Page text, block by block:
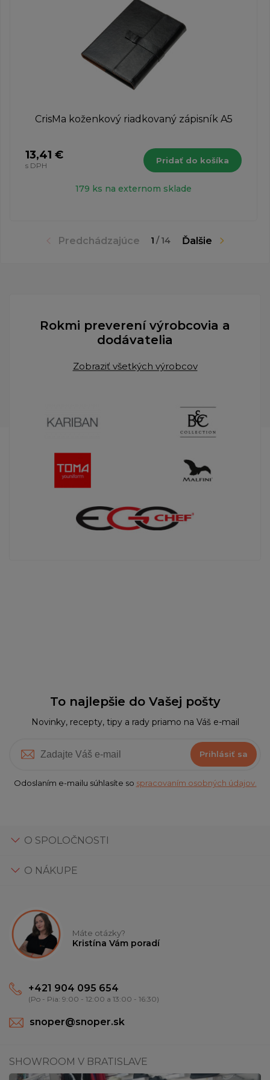
Predchádzajúce 1 / 14 Ďalšie
CrisMa koženkový riadkovaný zápisník A5
13,41 €
s DPH
Pridať do košíka
179 ks na externom sklade
Rokmi preverení výrobcovia a
dodávatelia
Zobraziť všetkých výrobcov
To najlepšie do Vašej pošty
Novinky, recepty, tipy a rady priamo na Váš e-mail
Prihlásiť sa
Odoslaním e-mailu súhlasíte so spracovaním osobných údajov.
O SPOLOČNOSTI
O NÁKUPE
Máte otázky?
Kristína Vám poradí
+421 904 095 654
(Po - Pia: 9:00 - 12:00 a 13:00 - 16:30)
snoper@snoper.sk
SHOWROOM V BRATISLAVE